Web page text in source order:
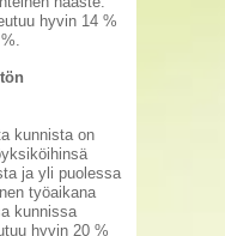
hyvin 14 %
kunnista on
ja yli puolessa
työaikana
kunnissa
hyvin 20 %